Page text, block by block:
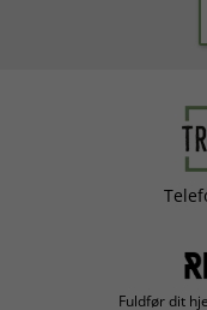
Fuldfør dit